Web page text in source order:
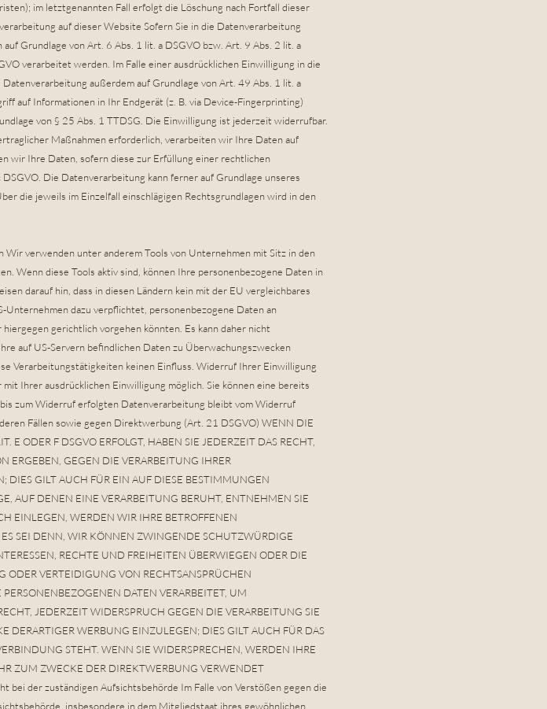
im letztgenannten Fall erfolgt die Löschung nach Fortfall dieser
auf dieser Website Sofern Sie in die Datenverarbeitung
Grundlage von Art. 6 Abs. 1 lit. a DSGVO bzw. Art. 9 Abs. 2 lit. a
verarbeitet werden. Im Falle einer ausdrücklichen Einwilligung in die
außerdem auf Grundlage von Art. 49 Abs. 1 lit. a
auf Informationen in Ihr Endgerät (z. B. via Device-Fingerprinting)
von § 25 Abs. 1 TTDSG. Die Einwilligung ist jederzeit widerrufbar.
Maßnahmen erforderlich, verarbeiten wir Ihre Daten auf
wir Ihre Daten, sofern diese zur Erfüllung einer rechtlichen
Die Datenverarbeitung kann ferner auf Grundlage unseres
die jeweils im Einzelfall einschlägigen Rechtsgrundlagen wird in den
verwenden unter anderem Tools von Unternehmen mit Sitz in den
Wenn diese Tools aktiv sind, können Ihre personenbezogene Daten in
darauf hin, dass in diesen Ländern kein mit der EU vergleichbares
dazu verpflichtet, personenbezogene Daten an
gerichtlich vorgehen könnten. Es kann daher nicht
auf US-Servern befindlichen Daten zu Überwachungszwecken
Verarbeitungstätigkeiten keinen Einfluss. Widerruf Ihrer Einwilligung
Ihrer ausdrücklichen Einwilligung möglich. Sie können eine bereits
zum Widerruf erfolgten Datenverarbeitung bleibt vom Widerruf
Fällen sowie gegen Direktwerbung (Art. 21 DSGVO) WENN DIE
E ODER F DSGVO ERFOLGT, HABEN SIE JEDERZEIT DAS RECHT,
ERGEBEN, GEGEN DIE VERARBEITUNG IHRER
DIES GILT AUCH FÜR EIN AUF DIESE BESTIMMUNGEN
AUF DENEN EINE VERARBEITUNG BERUHT, ENTNEHMEN SIE
EINLEGEN, WERDEN WIR IHRE BETROFFENEN
SEI DENN, WIR KÖNNEN ZWINGENDE SCHUTZWÜRDIGE
RECHTE UND FREIHEITEN ÜBERWIEGEN ODER DIE
VERTEIDIGUNG VON RECHTSANSPRÜCHEN
DATEN VERARBEITET, UM
JEDERZEIT WIDERSPRUCH GEGEN DIE VERARBEITUNG SIE
DERARTIGER WERBUNG EINZULEGEN; DIES GILT AUCH FÜR DAS
STEHT. WENN SIE WIDERSPRECHEN, WERDEN IHRE
ZUM ZWECKE DER DIREKTWERBUNG VERWENDET
bei der zuständigen Aufsichtsbehörde Im Falle von Verstößen gegen die
insbesondere in dem Mitgliedstaat ihres gewöhnlichen